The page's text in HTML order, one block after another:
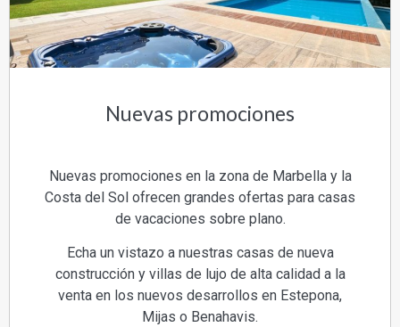
Nuevas promociones
Nuevas promociones en la zona de Marbella y la
Costa del Sol ofrecen grandes ofertas para casas
de vacaciones sobre plano.
Echa un vistazo a nuestras casas de nueva
construcción y villas de lujo de alta calidad a la
venta en los nuevos desarrollos en Estepona,
Mijas o Benahavis.